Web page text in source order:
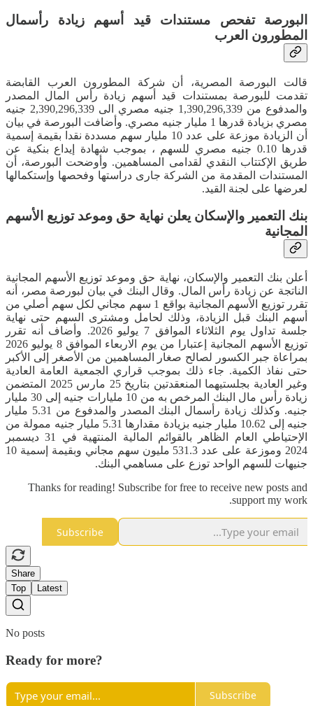
البورصة تفحص مستندات قيد أسهم زيادة رأسمال
المطورون العرب
قالت البورصة المصرية، أن شركة المطورون العرب القابضة
تقدمت للبورصة بمستندات قيد أسهم زيادة رأس المال المصدر
والمدفوع من 1,390,296,339 جنيه مصري الى 2,390,296,339 جنيه
مصري بزيادة قدرها 1 مليار جنيه مصري. وأضافت البورصة في بيان
أن الزيادة موزعة على عدد 10 مليار سهم مسددة نقدا بقيمة إسمية
قدرها 0.10 جنيه مصري للسهم ، بموجب شهادة إيداع بنكية عن
طريق الإكتتاب النقدي لقدامى المساهمين. وأوضحت البورصة، أن
المستندات المقدمة من الشركة جارى دراستها وفحصها وإستكمالها
لعرضها على لجنة القيد.
بنك التعمير والإسكان يعلن نهاية حق وموعد توزيع الأسهم
المجانية
أعلن بنك التعمير والإسكان، نهاية حق وموعد توزيع الأسهم المجانية
الناتجة عن زيادة رأس المال. وقال البنك في بيان لبورصة مصر، أنه
تقرر توزيع الأسهم المجانية بواقع 1 سهم مجاني لكل سهم أصلي من
أسهم البنك قبل الزيادة، وذلك لحامل ومشترى السهم حتى نهاية
جلسة تداول يوم الثلاثاء الموافق 7 يوليو 2026. وأضاف أنه تقرر
توزيع الأسهم المجانية إعتبارا من يوم الاربعاء الموافق 8 يوليو 2026
بمراعاة جبر الكسور لصالح صغار المساهمين من الأصغر إلى الأكبر
حتى نفاذ الكمية. جاء ذلك بموجب قراري الجمعية العامة العادية
وغير العادية بجلستيهما المنعقدتين بتاريخ 25 مارس 2025 المتضمن
زيادة رأس مال البنك المرخص به من 10 مليارات جنيه إلى 30 مليار
جنيه. وكذلك زيادة رأسمال البنك المصدر والمدفوع من 5.31 مليار
جنيه إلى 10.62 مليار جنيه بزيادة مقدارها 5.31 مليار جنيه ممولة من
الإحتياطي العام الظاهر بالقوائم المالية المنتهية في 31 ديسمبر
2024 وموزعة على عدد 531.3 مليون سهم مجاني وبقيمة إسمية 10
جنيهات للسهم الواحد توزع على مساهمي البنك.
Thanks for reading! Subscribe for free to receive new posts and
support my work.
Subscribe
Share
Top
Latest
No posts
Ready for more?
Subscribe